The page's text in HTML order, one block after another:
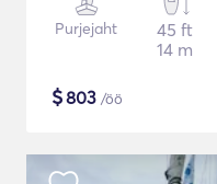
Purjejaht
45 ft
14 m
$803 /öö